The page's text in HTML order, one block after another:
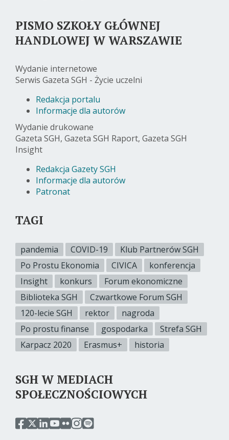
PISMO SZKOŁY GŁÓWNEJ
HANDLOWEJ W WARSZAWIE
Wydanie internetowe
Serwis Gazeta SGH - Życie uczelni
Redakcja portalu
Informacje dla autorów
Wydanie drukowane
Gazeta SGH, Gazeta SGH Raport, Gazeta SGH
Insight
Redakcja Gazety SGH
Informacje dla autorów
Patronat
TAGI
pandemia COVID-19
Klub Partnerów SGH
Po Prostu Ekonomia
CIVICA
konferencja
Insight
konkurs
Forum ekonomiczne
Biblioteka SGH
Czwartkowe Forum SGH
120-lecie SGH
rektor
nagroda
Po prostu finanse
gospodarka
Strefa SGH
Karpacz 2020
Erasmus+ historia
SGH W MEDIACH
SPOŁECZNOŚCIOWYCH
przejdź
przejdź
przejdź
przejdź
przejdź
przejdźprzejdź